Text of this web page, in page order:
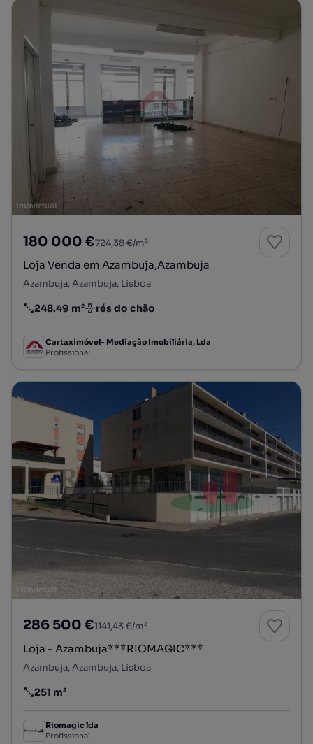
180 000 €724,38 €/m²
Loja Venda em Azambuja,Azambuja
Azambuja, Azambuja, Lisboa
Preço por metro quadrado
248.49 m²
Andar rés do chão
Cartaximóvel- Mediação Imobiliária, Lda
Profissional
286 500 €1141,43 €/m²
Loja - Azambuja***RIOMAGIC***
Azambuja, Azambuja, Lisboa
Preço por metro quadrado
251 m²
Riomagic lda
Profissional